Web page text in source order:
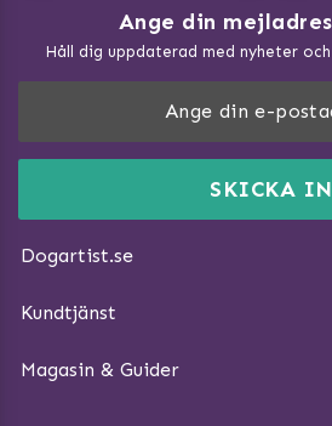
Ange din
Håll dig uppdaterad med nyheter
SKICKA IN
Dogartist.se
DogArtist.se drivs av:
E-post:info@dogartist.se
Kundtjänst
Ångra Köp
Magasin & Guider
Vad kan hundar äta?
Träna Nose Work hemma
Så gör du promenaden roligare
Hundbäddar